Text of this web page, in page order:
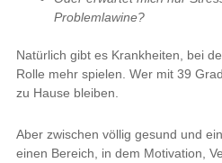
Problemlawine?
Natürlich gibt es Krankheiten, bei
Rolle mehr spielen. Wer mit 39
zu Hause bleiben.
Aber zwischen völlig gesund und
einen Bereich, in dem Motivation,